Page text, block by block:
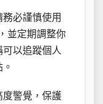
必謹慎使用
並定期調整你
以追蹤個人
度警覺，保護